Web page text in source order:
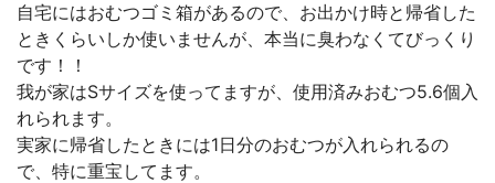
自宅にはおむつゴミ箱があるので、お出かけ時と帰省した
ときくらいしか使いませんが、本当に臭わなくてびっくり
です！！
我が家はSサイズを使ってますが、使用済みおむつ5.6個入
れられます。
実家に帰省したときには1日分のおむつが入れられるの
で、特に重宝してます。